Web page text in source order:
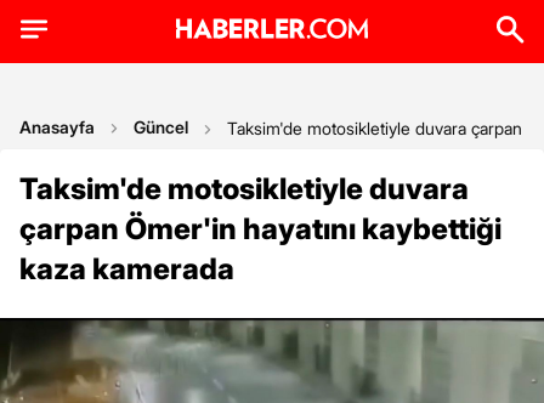
Anasayfa Güncel Taksim'de motosikletiyle duvara çarpan
Taksim'de motosikletiyle duvara
çarpan Ömer'in hayatını kaybettiği
kaza kamerada